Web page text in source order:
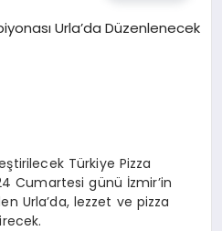
Türkiye Pizza
Cumartesi günü İzmir’in
Urla’da, lezzet ve pizza